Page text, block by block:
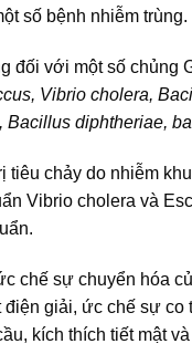
số bệnh nhiễm trùng.
đối với một số
Vibrio cholera,
diphtheriae,
chảy do nhiễm
Vibrio cholera và
chế sự chuyển hóa
điện giải, ức chế sự
kích thích tiết mật